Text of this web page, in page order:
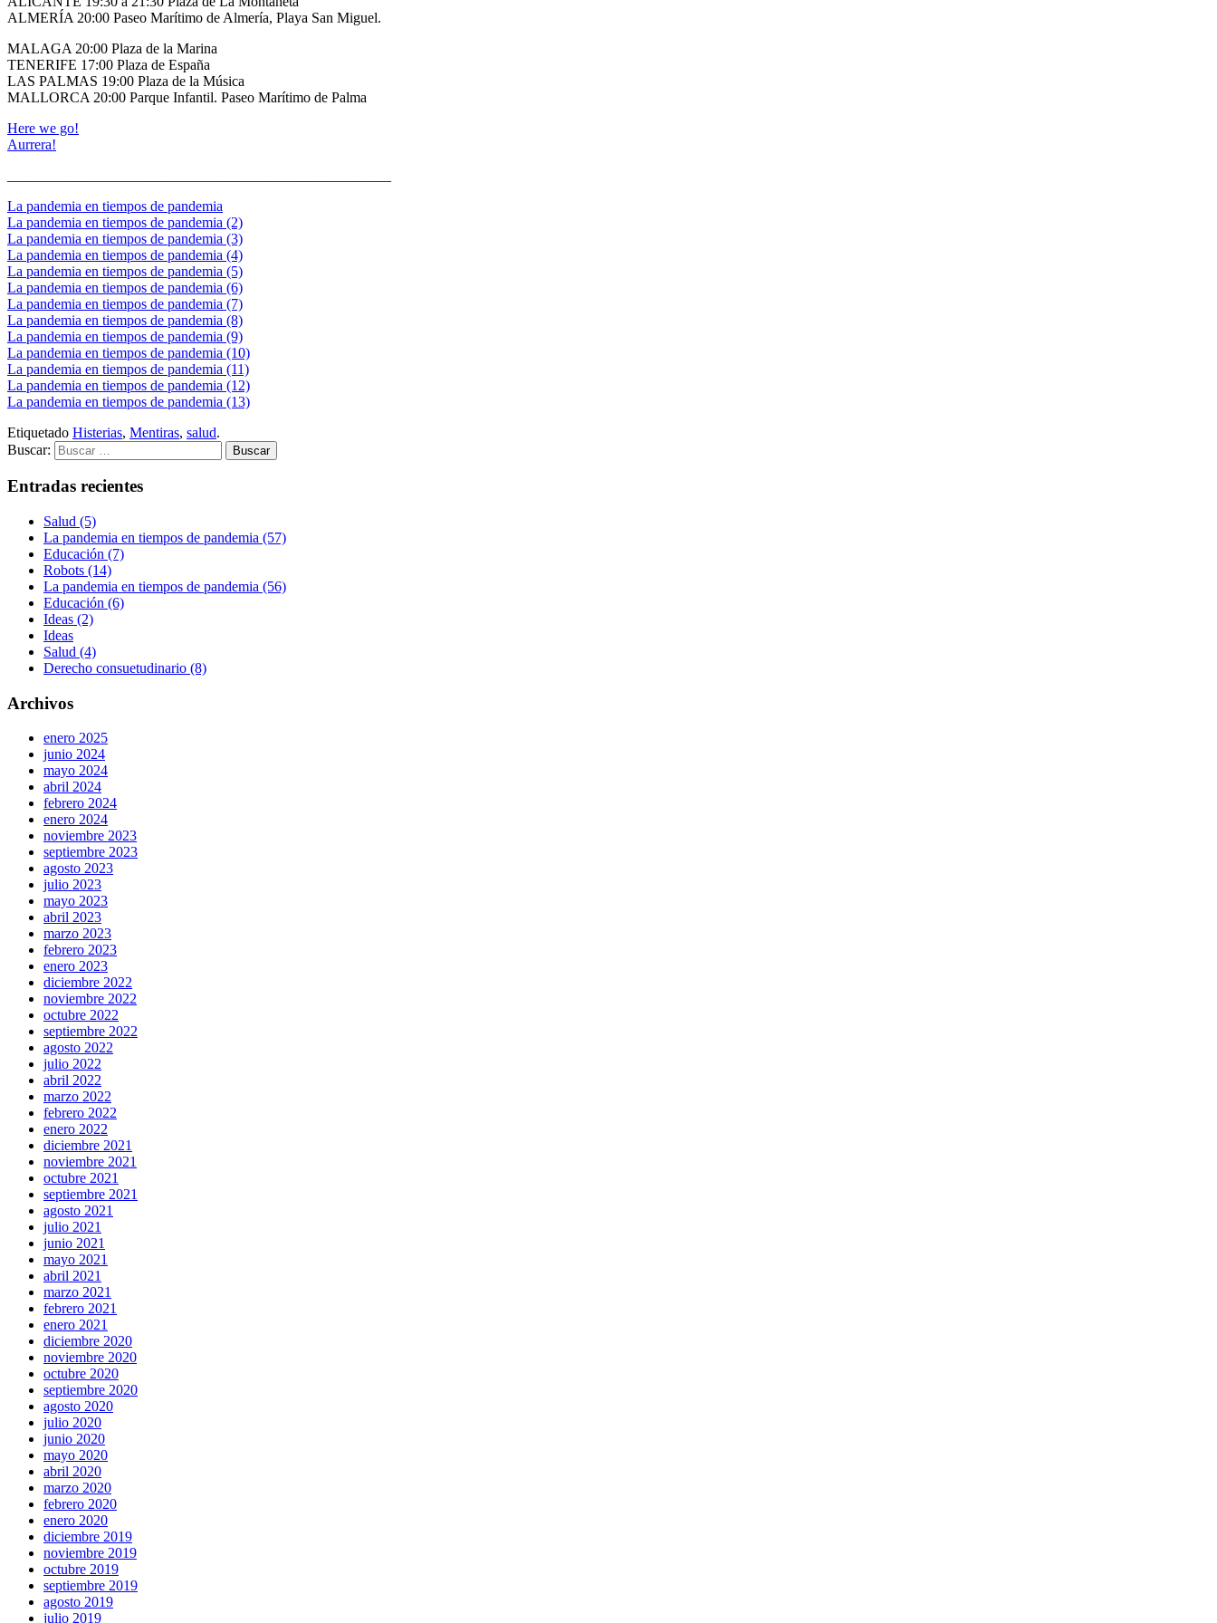
ALMERÍA 20:00 Paseo Marítimo de Almería, Playa San Miguel.
MALAGA 20:00 Plaza de la Marina
TENERIFE 17:00 Plaza de España
LAS PALMAS 19:00 Plaza de la Música
MALLORCA 20:00 Parque Infantil. Paseo Marítimo de Palma
Here we go!
Aurrera!
La pandemia en tiempos de pandemia
La pandemia en tiempos de pandemia (2)
La pandemia en tiempos de pandemia (3)
La pandemia en tiempos de pandemia (4)
La pandemia en tiempos de pandemia (5)
La pandemia en tiempos de pandemia (6)
La pandemia en tiempos de pandemia (7)
La pandemia en tiempos de pandemia (8)
La pandemia en tiempos de pandemia (9)
La pandemia en tiempos de pandemia (10)
La pandemia en tiempos de pandemia (11)
La pandemia en tiempos de pandemia (12)
La pandemia en tiempos de pandemia (13)
Etiquetado Histerias, Mentiras, salud.
Buscar:
Entradas recientes
Salud (5)
La pandemia en tiempos de pandemia (57)
Educación (7)
Robots (14)
La pandemia en tiempos de pandemia (56)
Educación (6)
Ideas (2)
Ideas
Salud (4)
Derecho consuetudinario (8)
Archivos
enero 2025
junio 2024
mayo 2024
abril 2024
febrero 2024
enero 2024
noviembre 2023
septiembre 2023
agosto 2023
julio 2023
mayo 2023
abril 2023
marzo 2023
febrero 2023
enero 2023
diciembre 2022
noviembre 2022
octubre 2022
septiembre 2022
agosto 2022
julio 2022
abril 2022
marzo 2022
febrero 2022
enero 2022
diciembre 2021
noviembre 2021
octubre 2021
septiembre 2021
agosto 2021
julio 2021
junio 2021
mayo 2021
abril 2021
marzo 2021
febrero 2021
enero 2021
diciembre 2020
noviembre 2020
octubre 2020
septiembre 2020
agosto 2020
julio 2020
junio 2020
mayo 2020
abril 2020
marzo 2020
febrero 2020
enero 2020
diciembre 2019
noviembre 2019
octubre 2019
septiembre 2019
agosto 2019
julio 2019